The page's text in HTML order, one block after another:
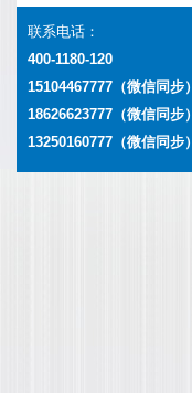
联系电话：
400-1180-120
15104467777（微信同步）
18626623777 （微信同步）
13250160777 （微信同步）